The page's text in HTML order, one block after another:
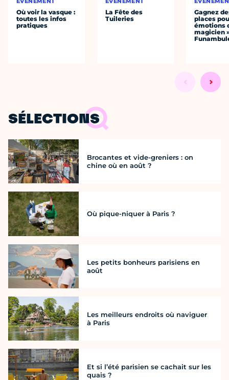
Où voir la vasque :
toutes les infos
pratiques
La Fête des
Tuileries
Gagnez
places
émotions
magicien
SÉLECTIONS
Brocantes et vide-greniers : on
chine où en août ?
Où pique-niquer à Paris ?
Les petits bonheurs parisiens en
août
Les meilleurs endroits où naviguer
à Paris
Et si l’été parisien se cachait sur les
quais ?